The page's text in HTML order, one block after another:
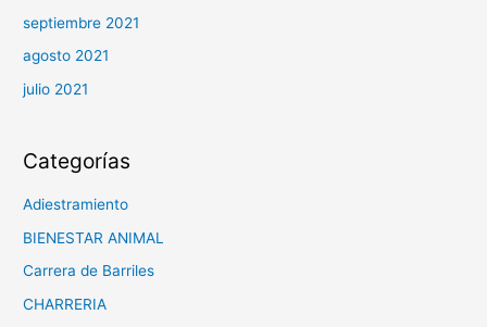
septiembre 2021
agosto 2021
julio 2021
Categorías
Adiestramiento
BIENESTAR ANIMAL
Carrera de Barriles
CHARRERIA